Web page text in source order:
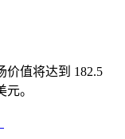
价值将达到 182.5
。